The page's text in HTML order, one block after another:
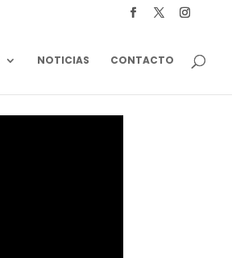
NOTICIAS CONTACTO